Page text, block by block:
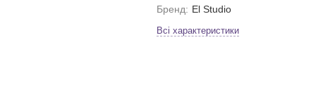
Бренд: El Studio
Всі характеристики